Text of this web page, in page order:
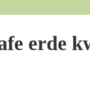
erde